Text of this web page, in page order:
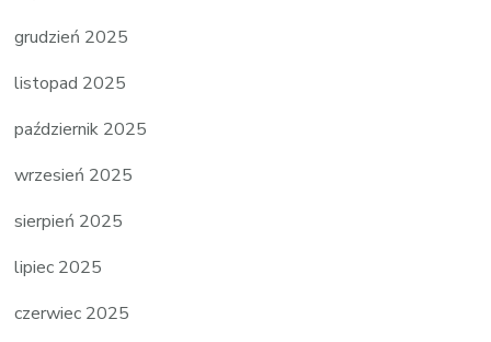
grudzień 2025
listopad 2025
październik 2025
wrzesień 2025
sierpień 2025
lipiec 2025
czerwiec 2025